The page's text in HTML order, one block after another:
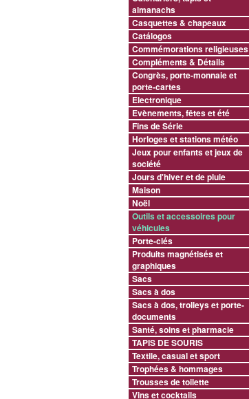
almanachs
Casquettes & chapeaux
Catálogos
Commémorations religieuses
Compléments & Détails
Congrès, porte-monnaie et
porte-cartes
Electronique
Evènements, fêtes et été
Fins de Série
Horloges et stations météo
Jeux pour enfants et jeux de
société
Jours d'hiver et de pluie
Maison
Noël
Outils et accessoires pour
véhicules
Porte-clés
Produits magnétisés et
graphiques
Sacs
Sacs à dos
Sacs à dos, trolleys et porte-
documents
Santé, soins et pharmacie
TAPIS DE SOURIS
Textile, casual et sport
Trophées & hommages
Trousses de toilette
Vins et cocktails